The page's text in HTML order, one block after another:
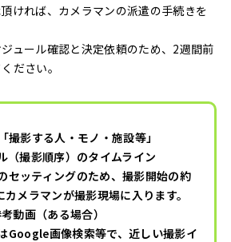
ければ、カメラマンの派遣の手続きを
ュール確認と決定依頼のため、2週間前
ださい。
撮影する人・モノ・施設等」
（撮影順序）のタイムライン
セッティングのため、撮影開始の約
メラマンが撮影現場に入ります。
動画（ある場合）
Google画像検索等で、近しい撮影イ